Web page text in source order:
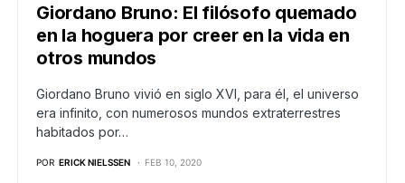
Giordano Bruno: El filósofo quemado
en la hoguera por creer en la vida en
otros mundos
Giordano Bruno vivió en siglo XVI, para él, el universo
era infinito, con numerosos mundos extraterrestres
habitados por…
POR ERICK NIELSSEN FEB 10, 2020